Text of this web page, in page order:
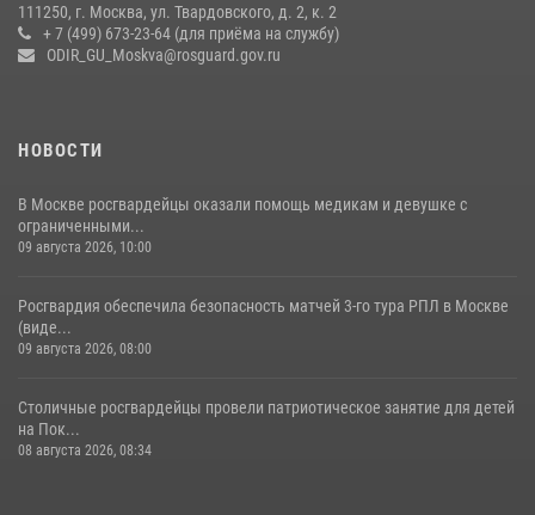
Охрану общественного порядка и безопасность на футбольном
111250, г. Москва, ул. Твардовского, д. 2, к. 2
+ 7 (499) 673-23-64 (для приёма на службу)
ODIR_GU_Moskva@rosguard.gov.ru
НОВОСТИ
В Москве росгвардейцы оказали помощь медикам и девушке с
ограниченными...
09 августа 2026, 10:00
Росгвардия обеспечила безопасность матчей 3-го тура РПЛ в Москве
(виде...
09 августа 2026, 08:00
Столичные росгвардейцы провели патриотическое занятие для детей
на Пок...
08 августа 2026, 08:34